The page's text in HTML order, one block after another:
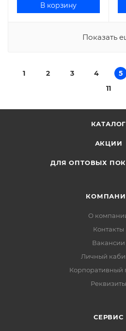
В корзину
Показать
1 2 3 4 5
11
КАТАЛОГ
АКЦИИ
ДЛЯ ОПТОВЫХ
О
Контакты
Вакансии
Личный
Корпоративный
Реквизиты
СЕРВИС